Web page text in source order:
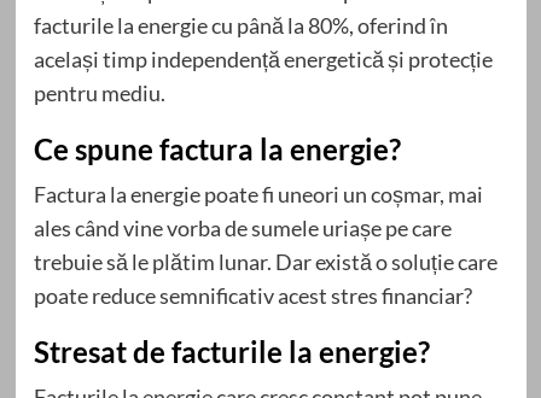
facturile la energie cu până la 80%, oferind în
același timp independență energetică și protecție
pentru mediu.
Ce spune factura la energie?
Factura la energie poate fi uneori un coșmar, mai
ales când vine vorba de sumele uriașe pe care
trebuie să le plătim lunar. Dar există o soluție care
poate reduce semnificativ acest stres financiar?
Stresat de facturile la energie?